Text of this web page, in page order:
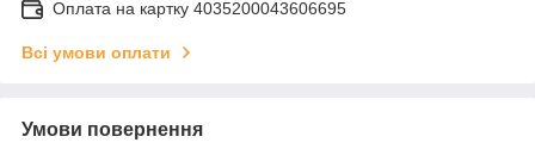
Оплата на картку 4035200043606695
Всі умови оплати
Умови повернення